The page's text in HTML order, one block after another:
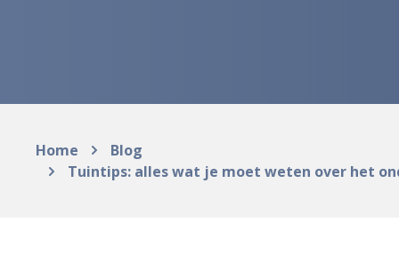
Home
Blog
Tuintips: alles wat je moet weten over het